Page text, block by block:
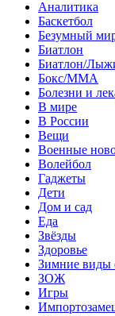
Аналитика
Баскетбол
Безумный
Биатлон
Биатлон/
Бокс/MMA
Болезни и
В мире
В России
Вещи
Военные
Волейбол
Гаджеты
Дети
Дом и сад
Еда
Звёзды
Здоровье
Зимние виды
ЗОЖ
Игры